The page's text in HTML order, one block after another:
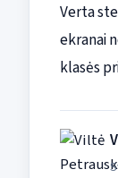
Verta
ekranai
klasės